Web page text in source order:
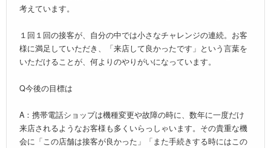
考えています。
１回１回の接客が、自分の中では小さなチャレンジの連続。お客
様に満足していただき、「来店して良かったです」という言葉を
いただけることが、何よりのやりがいになっています。
Q今後の目標は
A：携帯電話ショップは機種変更や故障の時に、数年に一度だけ
来店されるようなお客様も多くいらっしゃいます。その貴重な機
会に「この店舗は接客が良かった」「また手続きする時にはこの